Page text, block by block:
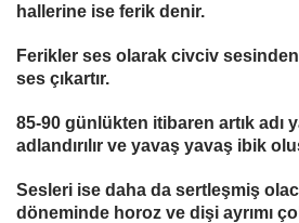
hallerine ise ferik denir.
Ferikler ses olarak civciv
ses çıkartır.
85-90 günlükten itibaren artık adı
adlandırılır ve yavaş yavaş ibik
Sesleri ise daha da sertleşmiş
döneminde horoz ve dişi ayrımı